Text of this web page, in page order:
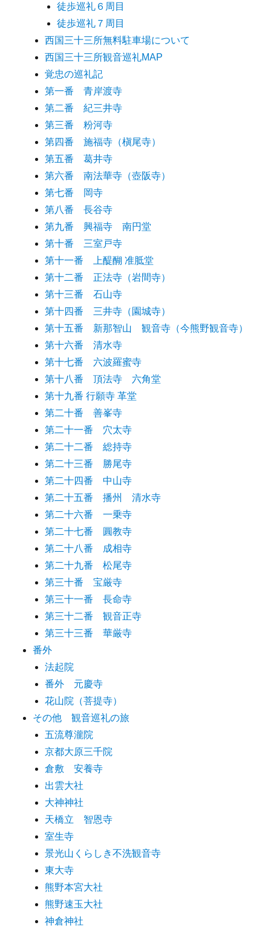
徒歩巡礼６周目
徒歩巡礼７周目
西国三十三所無料駐車場について
西国三十三所観音巡礼MAP
覚忠の巡礼記
第一番 青岸渡寺
第二番 紀三井寺
第三番 粉河寺
第四番 施福寺（槇尾寺）
第五番 葛井寺
第六番 南法華寺（壺阪寺）
第七番 岡寺
第八番 長谷寺
第九番 興福寺 南円堂
第十番 三室戸寺
第十一番 上醍醐 准胝堂
第十二番 正法寺（岩間寺）
第十三番 石山寺
第十四番 三井寺（園城寺）
第十五番 新那智山 観音寺（今熊野観音寺）
第十六番 清水寺
第十七番 六波羅蜜寺
第十八番 頂法寺 六角堂
第十九番 行願寺 革堂
第二十番 善峯寺
第二十一番 穴太寺
第二十二番 総持寺
第二十三番 勝尾寺
第二十四番 中山寺
第二十五番 播州 清水寺
第二十六番 一乗寺
第二十七番 圓教寺
第二十八番 成相寺
第二十九番 松尾寺
第三十番 宝厳寺
第三十一番 長命寺
第三十二番 観音正寺
第三十三番 華厳寺
番外
法起院
番外 元慶寺
花山院（菩提寺）
その他 観音巡礼の旅
五流尊瀧院
京都大原三千院
倉敷 安養寺
出雲大社
大神神社
天橋立 智恩寺
室生寺
景光山くらしき不洗観音寺
東大寺
熊野本宮大社
熊野速玉大社
神倉神社